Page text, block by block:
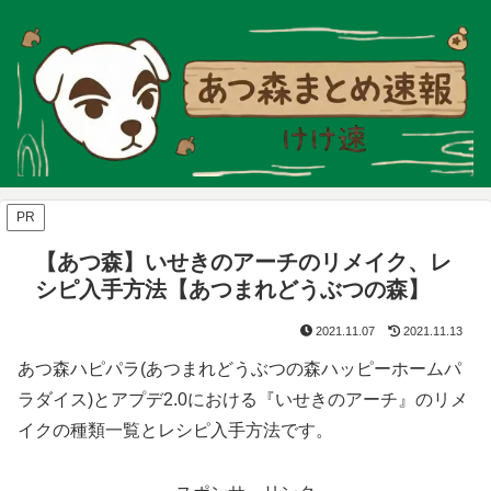
PR
【あつ森】いせきのアーチのリメイク、レ
シピ入手方法【あつまれどうぶつの森】
2021.11.07 2021.11.13
あつ森ハピパラ(あつまれどうぶつの森ハッピーホームパ
ラダイス)とアプデ2.0における『いせきのアーチ』のリメ
イクの種類一覧とレシピ入手方法です。